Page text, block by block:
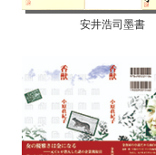
安井浩司墨書